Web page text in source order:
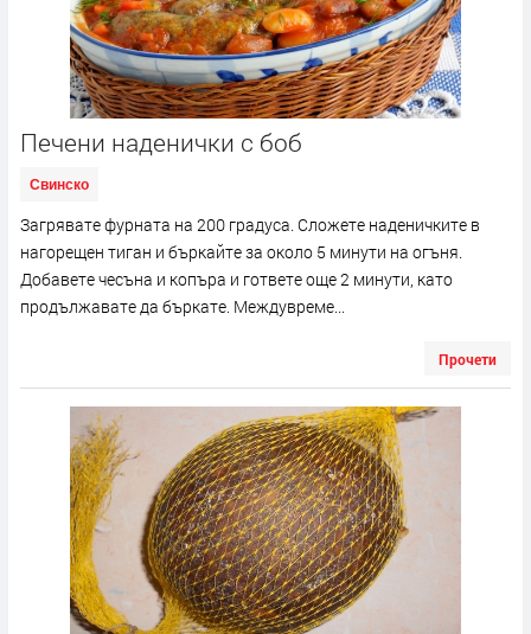
Печени наденички с боб
Свинско
Загрявате фурната на 200 градуса. Сложете наденичките в
нагорещен тиган и бъркайте за около 5 минути на огъня.
Добавете чесъна и копъра и гответе още 2 минути, като
продължавате да бъркате. Междувреме...
Прочети